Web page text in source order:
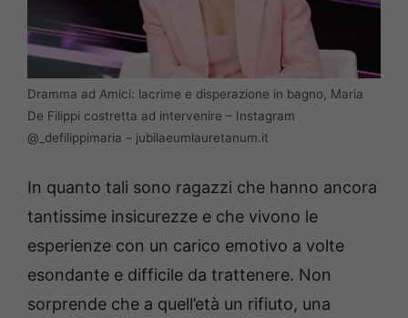
Dramma ad Amici: lacrime e disperazione in bagno, Maria
De Filippi costretta ad intervenire – Instagram
@_defilippimaria – jubilaeumlauretanum.it
In quanto tali sono ragazzi che hanno ancora
tantissime insicurezze e che vivono le
esperienze con un carico emotivo a volte
esondante e difficile da trattenere. Non
sorprende che a quell’età un rifiuto, una